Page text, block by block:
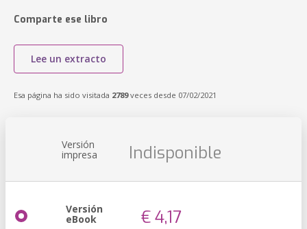
Comparte ese libro
Lee un extracto
Esa página ha sido visitada 2789veces desde 07/02/2021
Versión
impresa Indisponible
Versión
eBook € 4,17